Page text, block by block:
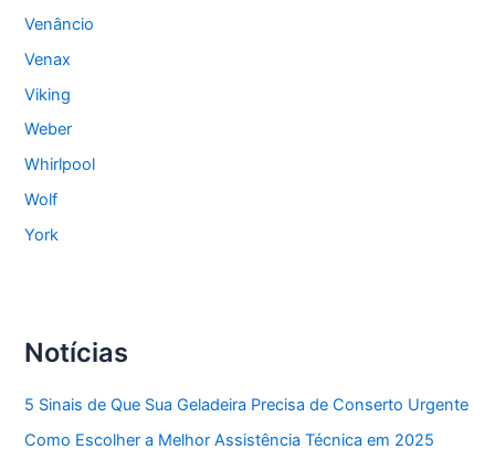
Venâncio
Venax
Viking
Weber
Whirlpool
Wolf
York
Notícias
5 Sinais de Que Sua Geladeira Precisa de Conserto Urgente
Como Escolher a Melhor Assistência Técnica em 2025